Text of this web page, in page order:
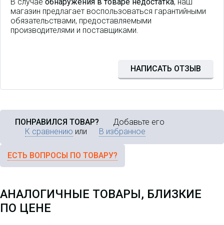
магазин предлагает воспользоваться гарантийными
обязательствами, предоставляемыми
производителями и поставщиками.
НАПИСАТЬ ОТЗЫВ
ПОНРАВИЛСЯ ТОВАР? Добавьте его
К сравнению или В избранное
ЕСТЬ ВОПРОСЫ ПО ТОВАРУ?
АНАЛОГИЧНЫЕ ТОВАРЫ, БЛИЗКИЕ
ПО ЦЕНЕ